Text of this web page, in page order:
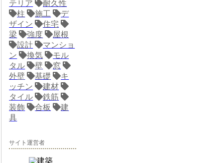
テリア
耐久性
柱
施工
デ
ザイン
住宅
梁
強度
屋根
設計
マンショ
ン
換気
モル
タル
壁
窓
外壁
基礎
キ
ッチン
建材
タイル
鉄筋
装飾
合板
建
具
サイト運営者